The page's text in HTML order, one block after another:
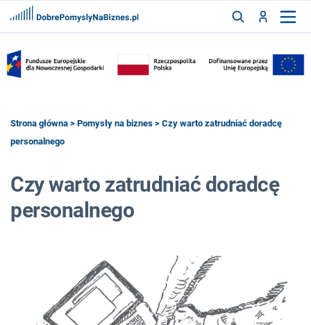
ZAREJESTRUJ
FRANCZYZY
Strona główna > Pomysły na biznes > Czy warto zatrudniać doradcę
personalnego
Czy warto zatrudniać doradcę
personalnego